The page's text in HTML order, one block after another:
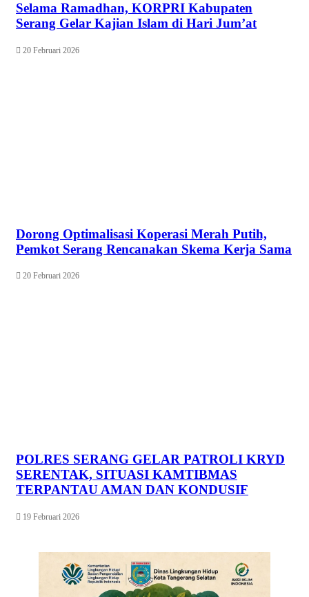
Selama Ramadhan, KORPRI Kabupaten
Serang Gelar Kajian Islam di Hari Jum’at
20 Februari 2026
Dorong Optimalisasi Koperasi Merah Putih,
Pemkot Serang Rencanakan Skema Kerja Sama
20 Februari 2026
POLRES SERANG GELAR PATROLI KRYD
SERENTAK, SITUASI KAMTIBMAS
TERPANTAU AMAN DAN KONDUSIF
19 Februari 2026